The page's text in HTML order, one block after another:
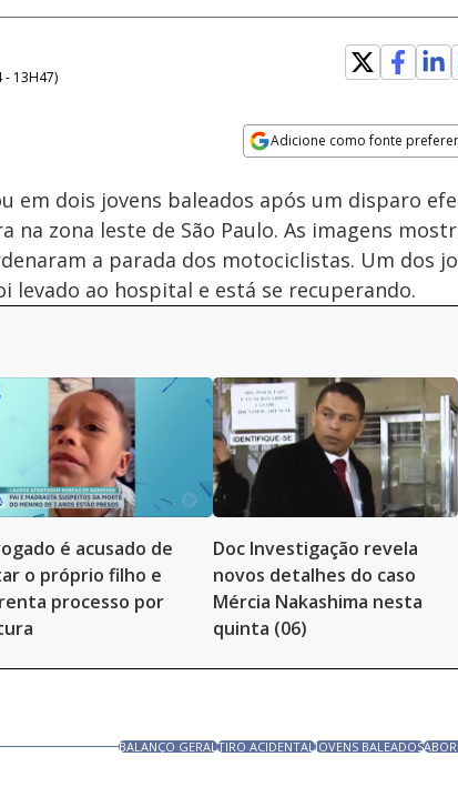
- 13H47)
Adicione como fonte
Velocidade
em dois jovens baleados após um disparo
na zona leste de São Paulo. As imagens
a parada dos motociclistas. Um dos
ao hospital e está se recuperando.
é acusado de
o próprio filho e
processo por
Doc Investigação revela
novos detalhes do caso
Mércia Nakashima nesta
quinta (06)
BALANÇO GERALTIRO ACIDENTALJOVENS BALEADOS